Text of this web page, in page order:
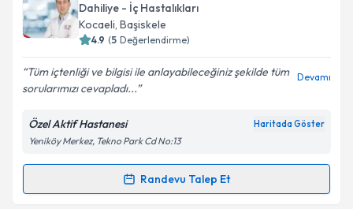
Dahiliye - İç Hastalıkları
Kocaeli, Başiskele
4.9 (5 Değerlendirme)
Tüm içtenliği ve bilgisi ile anlayabileceğiniz şekilde tüm
sorularımızı cevapladı...
Devamı
Özel Aktif Hastanesi Haritada Göster
Yeniköy Merkez, Tekno Park Cd No:13
Randevu Talep Et
Randevu Takvimi Talebi